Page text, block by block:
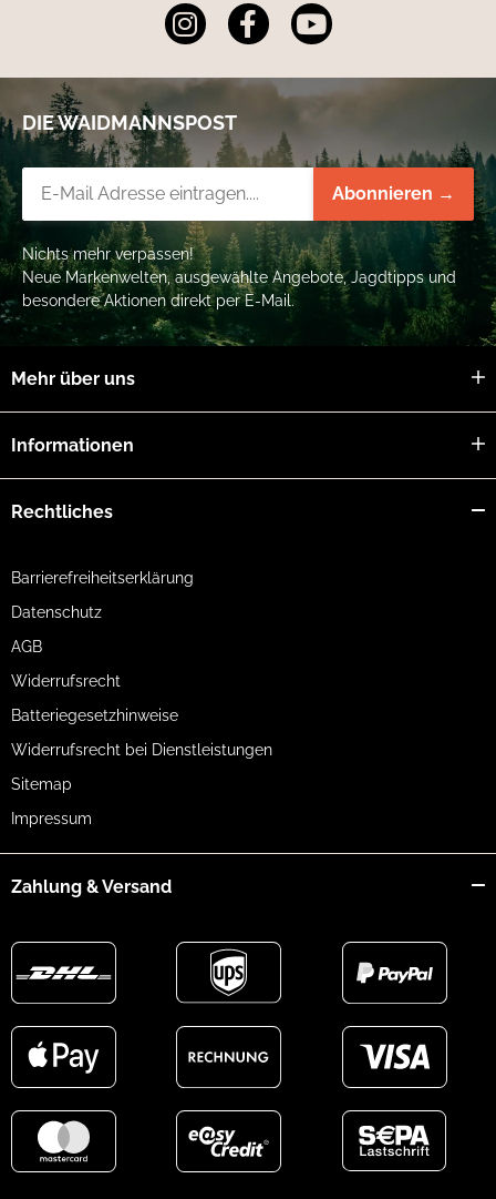
DIE WAIDMANNSPOST
Abonnieren →
Nichts mehr verpassen!
Neue Markenwelten, ausgewählte Angebote, Jagdtipps und
besondere Aktionen direkt per E-Mail.
Mehr über uns
Informationen
Rechtliches
Barrierefreiheitserklärung
Datenschutz
AGB
Widerrufsrecht
Batteriegesetzhinweise
Widerrufsrecht bei Dienstleistungen
Sitemap
Impressum
Zahlung & Versand